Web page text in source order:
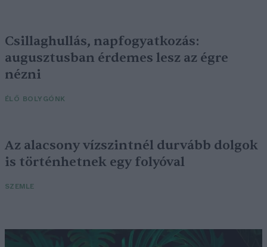
Csillaghullás, napfogyatkozás:
augusztusban érdemes lesz az égre
nézni
ÉLŐ BOLYGÓNK
Az alacsony vízszintnél durvább dolgok
is történhetnek egy folyóval
SZEMLE